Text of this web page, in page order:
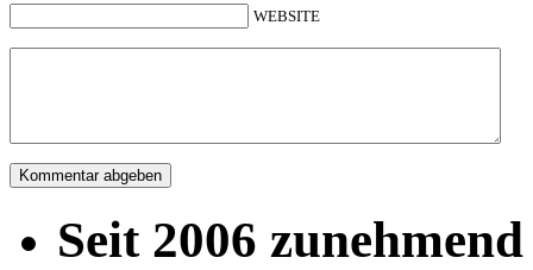
WEBSITE
Seit 2006